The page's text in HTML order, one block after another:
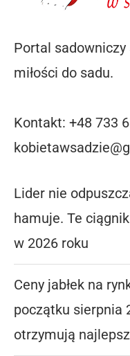
Portal
miłości do sadu.
Kontakt: +48 733
Lider nie
hamuje. Te
w 2026 roku
Ceny jabłek na
początku sierpnia
otrzymują